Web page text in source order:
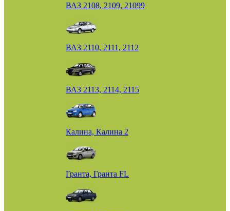
ВАЗ 2108, 2109, 21099
ВАЗ 2110, 2111, 2112
ВАЗ 2113, 2114, 2115
Калина, Калина 2
Гранта, Гранта FL